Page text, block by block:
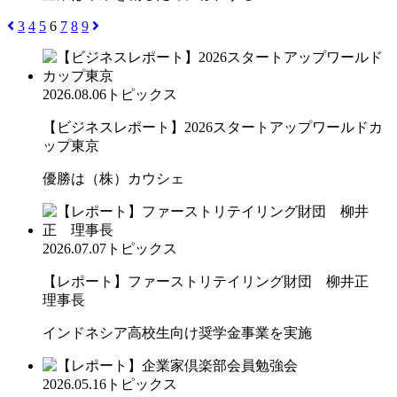
3 4 5 6 7 8 9
2026.08.06 トピックス
【ビジネスレポート】2026スタートアップワールドカ
ップ東京
優勝は（株）カウシェ
2026.07.07 トピックス
【レポート】ファーストリテイリング財団 柳井正
理事長
インドネシア高校生向け奨学金事業を実施
2026.05.16 トピックス